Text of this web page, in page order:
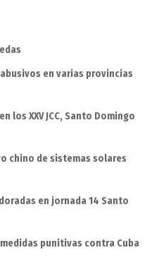
en varias provincias
los XXV JCC, Santo Domingo
chino de sistemas solares
en jornada 14 Santo
punitivas contra Cuba